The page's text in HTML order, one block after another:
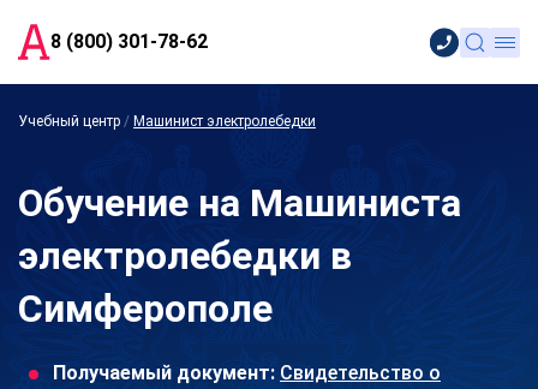
8 (800) 301-78-62
Учебный центр / Машинист электролебедки
Обучение на Машиниста
электролебедки в
Симферополе
Получаемый документ: Свидетельство о